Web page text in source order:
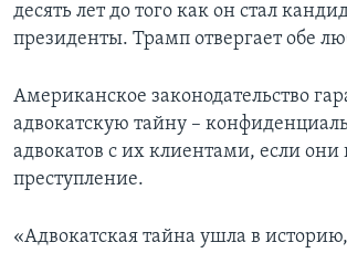
десять лет до того как он стал
президенты. Трамп отвергает обе
Американское законодательство
адвокатскую тайну –
адвокатов с их клиентами, если
преступление.
«Адвокатская тайна ушла в